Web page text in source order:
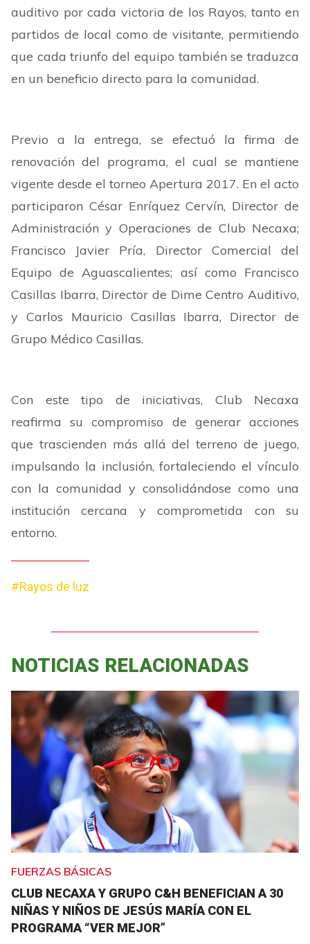
auditivo por cada victoria de los Rayos, tanto en
partidos de local como de visitante, permitiendo
que cada triunfo del equipo también se traduzca
en un beneficio directo para la comunidad.
Previo a la entrega, se efectuó la firma de
renovación del programa, el cual se mantiene
vigente desde el torneo Apertura 2017. En el acto
participaron César Enríquez Cervín, Director de
Administración y Operaciones de Club Necaxa;
Francisco Javier Pría, Director Comercial del
Equipo de Aguascalientes; así como Francisco
Casillas Ibarra, Director de Dime Centro Auditivo,
y Carlos Mauricio Casillas Ibarra, Director de
Grupo Médico Casillas.
Con este tipo de iniciativas, Club Necaxa
reafirma su compromiso de generar acciones
que trascienden más allá del terreno de juego,
impulsando la inclusión, fortaleciendo el vínculo
con la comunidad y consolidándose como una
institución cercana y comprometida con su
entorno.
#Rayos de luz
NOTICIAS RELACIONADAS
FUERZAS BÁSICAS
CLUB NECAXA Y GRUPO C&H BENEFICIAN A 30
NIÑAS Y NIÑOS DE JESÚS MARÍA CON EL
PROGRAMA “VER MEJOR”